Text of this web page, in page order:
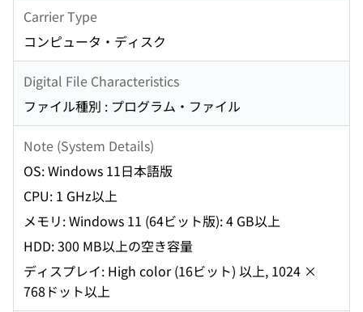
Carrier Type
コンピュータ・ディスク
Digital File Characteristics
ファイル種別 : プログラム・ファイル
Note (System Details)
OS: Windows 11日本語版
CPU: 1 GHz以上
メモリ: Windows 11 (64ビット版): 4 GB以上
HDD: 300 MB以上の空き容量
ディスプレイ: High color (16ビット) 以上, 1024 ×
768ドット以上